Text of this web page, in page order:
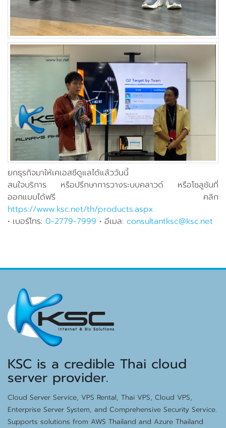
ยกธุรกิจมาให้เคเอสซีดูแลได้แล้ววันนี้
สนใจบริการ หรือปรึกษาการวางระบบคลาวด์ หรือโซลูชันที่
ออกแบบได้ฟรี คลิก
https://www.ksc.net/th/products.aspx
• เบอร์โทร: 0-2779-7999 • อีเมล: consultantksc@ksc.net
KSC is a credible Thai cloud
server provider.
Cloud Server Service, VPS Rental, Thai VPS, Cloud VPS,
Enterprise Server System, and Comprehensive Security Service.
Supports solutions from AWS Thailand and Azure Thailand